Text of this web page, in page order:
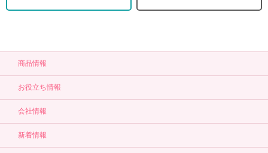
商品情報
お役立ち情報
会社情報
新着情報